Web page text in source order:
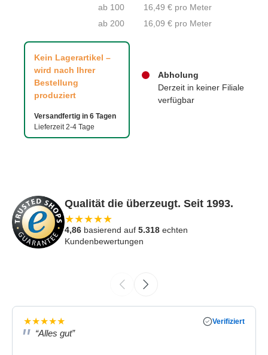
Kein Lagerartikel –
wird nach Ihrer
Bestellung
produziert
Versandfertig in 6 Tagen
Lieferzeit 2-4 Tage
Abholung
Derzeit in keiner Filiale
verfügbar
ab 100
16,49 € pro Meter
ab 200
16,09 € pro Meter
Qualität die überzeugt. Seit 1993.
★★★★★
4,86 basierend auf 5.318 echten
Kundenbewertungen
★★★★★ Verifiziert
“Alles gut”